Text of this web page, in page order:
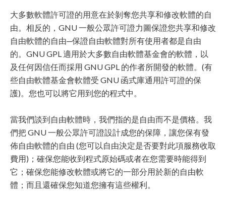
大多數軟體許可證的用意在於剝奪您共享和修改軟體的自
由。相反的，GNU 一般公眾許可證力圖保證您共享和修改
自由軟體的自由─保證自由軟體對所有使用者都是自由
的。GNU GPL 適用於大多數自由軟體基金會的軟體，以
及任何因信任而採用 GNU GPL 的作者所開發的軟體。(有
些自由軟體基金會軟體受 GNU 函式庫通用許可證的保
護)。您也可以將它用到您的程式中。
當我們談到自由軟體時，我們指的是自由而不是價格。我
們把 GNU 一般公眾許可證設計成您的保障，讓您保有發
佈自由軟體的自由 (您可以自由決定是否要對此項服務收取
費用)；確保您能收到程式原始碼或者在您需要時能得到
它；確保您能修改軟體或將它的一部分用於新的自由軟
體；而且還確保您知道您擁有這些權利。